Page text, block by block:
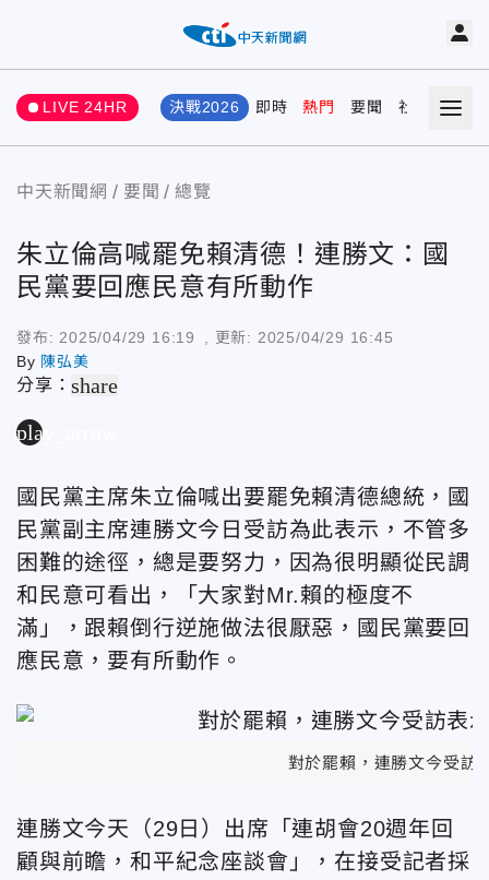
LIVE 24HR 決戰2026 即時 熱門 要聞 社會 娛樂
中天新聞網 要聞 總覽
朱立倫高喊罷免賴清德！連勝文：國
民黨要回應民意有所動作
發布: 2025/04/29 16:19 , 更新: 2025/04/29 16:45
By 陳弘美
分享：share
play_arrow
國民黨主席朱立倫喊出要罷免賴清德總統，國
民黨副主席連勝文今日受訪為此表示，不管多
困難的途徑，總是要努力，因為很明顯從民調
和民意可看出，「大家對Mr.賴的極度不
滿」，跟賴倒行逆施做法很厭惡，國民黨要回
應民意，要有所動作。
對於罷賴，連勝文今受訪
連勝文今天（29日）出席「連胡會20週年回
顧與前瞻，和平紀念座談會」，在接受記者採